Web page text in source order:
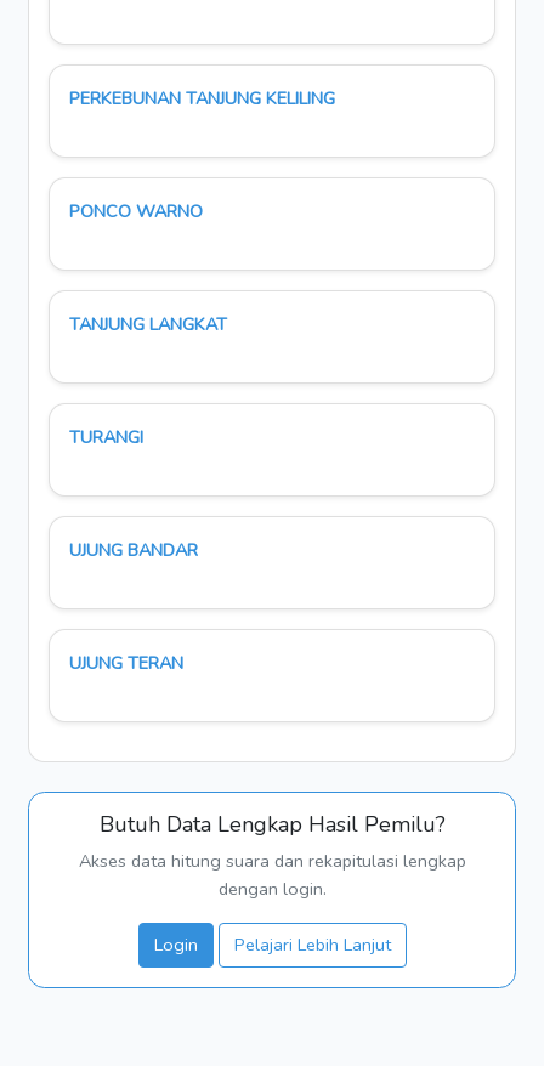
PERKEBUNAN TANJUNG KELILING
PONCO WARNO
TANJUNG LANGKAT
TURANGI
UJUNG BANDAR
UJUNG TERAN
Butuh Data Lengkap Hasil Pemilu?
Akses data hitung suara dan rekapitulasi lengkap
dengan login.
Login Pelajari Lebih Lanjut